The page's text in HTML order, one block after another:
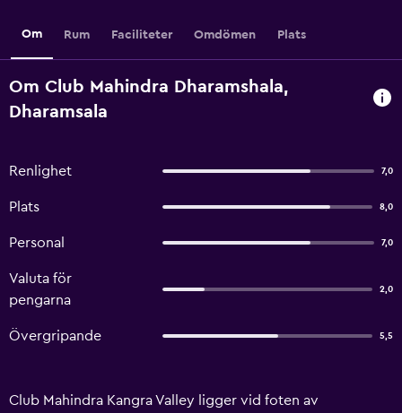
Om Rum Faciliteter Omdömen Plats
Om Club Mahindra Dharamshala,
Dharamsala
Renlighet 7,0
Plats 8,0
Personal 7,0
Valuta för
pengarna
2,0
Övergripande 5,5
Club Mahindra Kangra Valley ligger vid foten av